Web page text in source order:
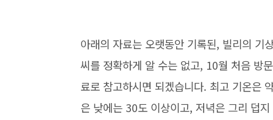
아래의 자료는 오랫동안 기록된, 빌리의 기
씨를 정확하게 알 수는 없고, 10월 처음 방
료로 참고하시면 되겠습니다. 최고 기온은
은 낮에는 30도 이상이고, 저녁은 그리 덥